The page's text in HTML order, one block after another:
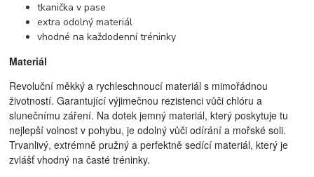
tkanička v pase
extra odolný materiál
vhodné na každodenní tréninky
Materiál
Revoluční měkký a rychleschnoucí materiál s mimořádnou
životností. Garantující výjimečnou rezistenci vůči chlóru a
slunečnímu záření. Na dotek jemný materiál, který poskytuje tu
nejlepší volnost v pohybu, je odolný vůči odírání a mořské soli.
Trvanlivý, extrémně pružný a perfektně sedící materiál, který je
zvlášť vhodný na časté tréninky.